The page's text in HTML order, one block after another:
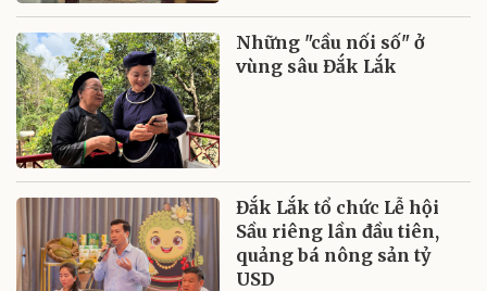
Những "cầu nối số" ở
vùng sâu Đắk Lắk
Đắk Lắk tổ chức Lễ hội
Sầu riêng lần đầu tiên,
quảng bá nông sản tỷ
USD